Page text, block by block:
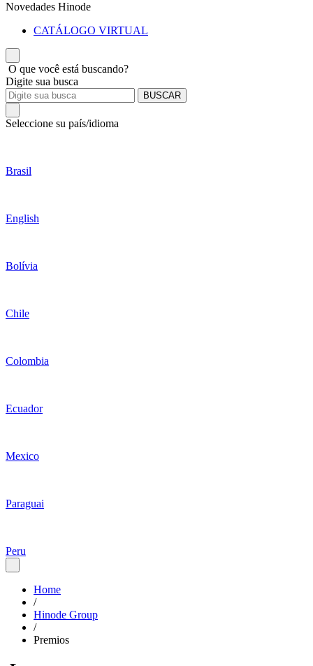
Novedades Hinode
CATÁLOGO VIRTUAL
O que você está buscando?
Digite sua busca
BUSCAR
Seleccione su país/idioma
Brasil
English
Bolívia
Chile
Colombia
Ecuador
Mexico
Paraguai
Peru
Home
/
Hinode Group
/
Premios